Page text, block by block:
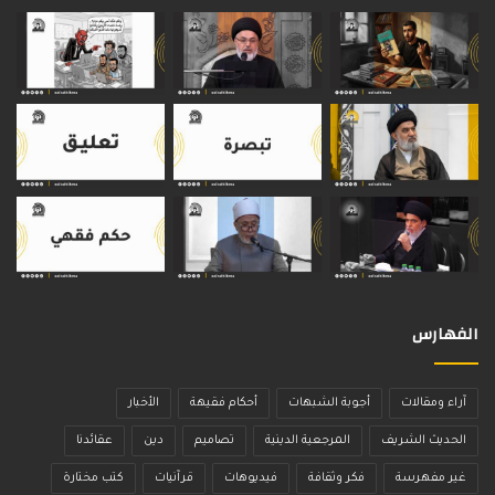
الفهارس
آراء ومقالات أجوبة الشبهات أحكام فقيهة الأخبار
الحديث الشريف المرجعية الدينية تصاميم دين عقائدنا
غير مفهرسة فكر وثقافة فيديوهات قرآنيات كتب مختارة